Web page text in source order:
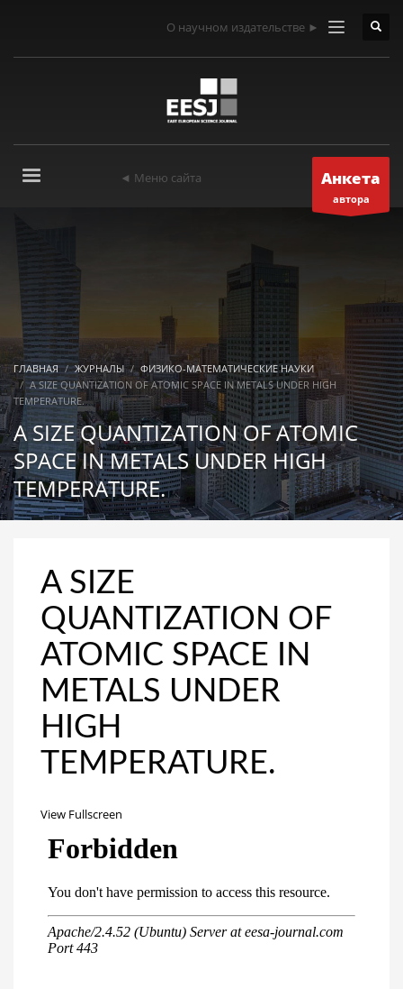
О научном издательстве ►
◄ Меню сайта Анкета
автора
ГЛАВНАЯ ЖУРНАЛЫ
ФИЗИКО-МАТЕМАТИЧЕСКИЕ НАУКИ
A SIZE QUANTIZATION OF ATOMIC SPACE IN METALS UNDER HIGH
TEMPERATURE.
A SIZE QUANTIZATION OF ATOMIC
SPACE IN METALS UNDER HIGH
TEMPERATURE.
A SIZE
QUANTIZATION OF
ATOMIC SPACE IN
METALS UNDER
HIGH
TEMPERATURE.
View Fullscreen
PDF